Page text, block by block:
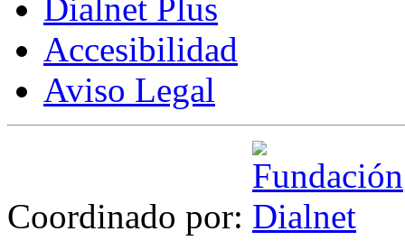
Dialnet Plus
Accesibilidad
Aviso Legal
Coordinado por: